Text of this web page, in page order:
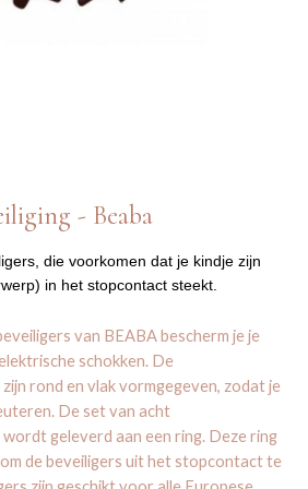
- Beaba
die voorkomen dat je kindje zijn
in het stopcontact steekt.
van BEABA bescherm je je
schokken. De
rond en vlak vormgegeven, zodat je
De set van acht
geleverd aan een ring. Deze ring
de beveiligers uit het stopcontact te